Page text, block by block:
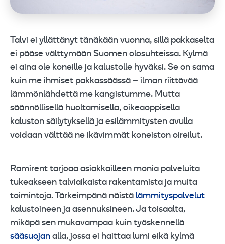
Talvi ei yllättänyt tänäkään vuonna, sillä pakkaselta
ei pääse välttymään Suomen olosuhteissa. Kylmä
ei aina ole koneille ja kalustolle hyväksi. Se on sama
kuin me ihmiset pakkassäässä – ilman riittävää
lämmönlähdettä me kangistumme. Mutta
säännöllisellä huoltamisella, oikeaoppisella
kaluston säilytyksellä ja esilämmitysten avulla
voidaan välttää ne ikävimmät koneiston oireilut.
Ramirent tarjoaa asiakkailleen monia palveluita
tukeakseen talviaikaista rakentamista ja muita
toimintoja. Tärkeimpänä näistä lämmityspalvelut
kalustoineen ja asennuksineen. Ja toisaalta,
mikäpä sen mukavampaa kuin työskennellä
sääsuojan alla, jossa ei haittaa lumi eikä kylmä